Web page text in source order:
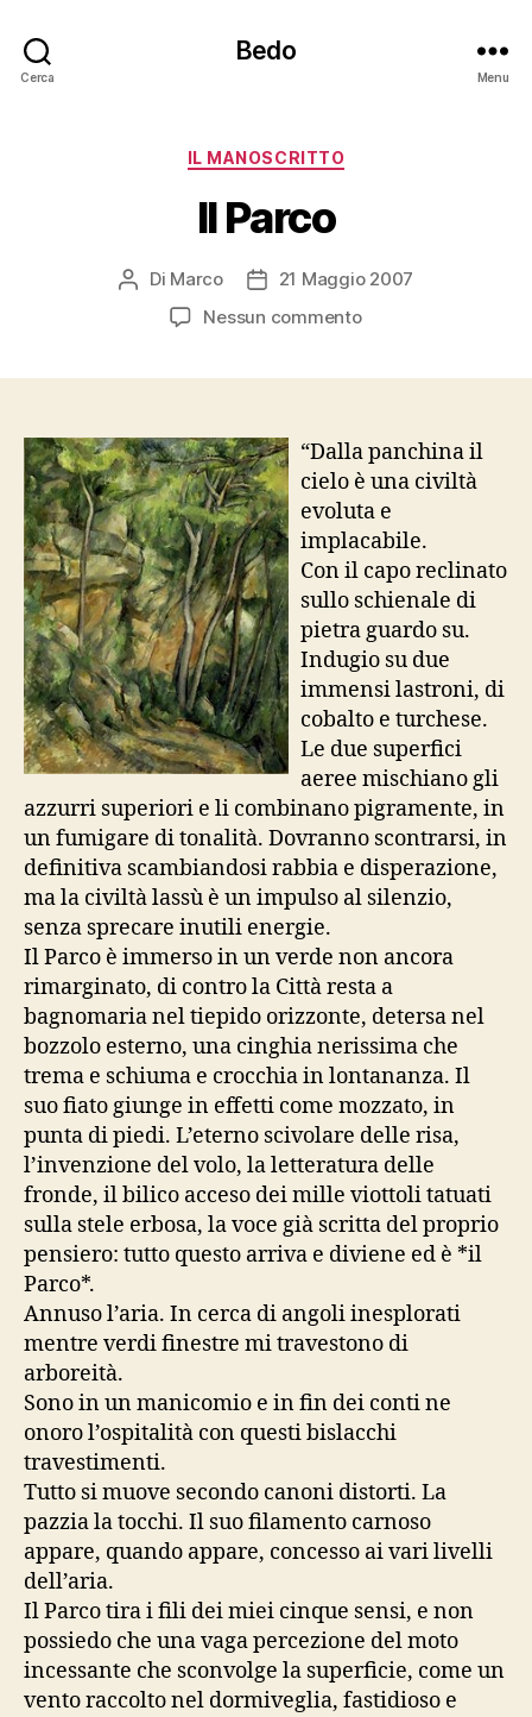
Cerca
Bedo
Menu
Categorie
IL MANOSCRITTO
Il Parco
Autore
articolo
Di Marco
Data21 Maggio 2007
Nessun commentosu
“Dalla panchina il
cielo è una civiltà
evoluta e
implacabile.
Con il capo reclinato
sullo schienale di
pietra guardo su.
Indugio su due
immensi lastroni, di
cobalto e turchese.
Le due superfici
aeree mischiano gli
azzurri superiori e li combinano pigramente, in
un fumigare di tonalità. Dovranno scontrarsi, in
definitiva scambiandosi rabbia e disperazione,
ma la civiltà lassù è un impulso al silenzio,
senza sprecare inutili energie.
Il Parco è immerso in un verde non ancora
rimarginato, di contro la Città resta a
bagnomaria nel tiepido orizzonte, detersa nel
bozzolo esterno, una cinghia nerissima che
trema e schiuma e crocchia in lontananza. Il
suo fiato giunge in effetti come mozzato, in
punta di piedi. L’eterno scivolare delle risa,
l’invenzione del volo, la letteratura delle
fronde, il bilico acceso dei mille viottoli tatuati
sulla stele erbosa, la voce già scritta del proprio
pensiero: tutto questo arriva e diviene ed è *il
Parco*.
Annuso l’aria. In cerca di angoli inesplorati
mentre verdi finestre mi travestono di
arboreità.
Sono in un manicomio e in fin dei conti ne
onoro l’ospitalità con questi bislacchi
travestimenti.
Tutto si muove secondo canoni distorti. La
pazzia la tocchi. Il suo filamento carnoso
appare, quando appare, concesso ai vari livelli
dell’aria.
Il Parco tira i fili dei miei cinque sensi, e non
possiedo che una vaga percezione del moto
incessante che sconvolge la superficie, come un
vento raccolto nel dormiveglia, fastidioso e